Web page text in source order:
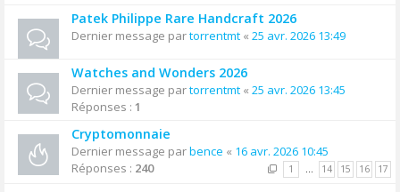
Patek Philippe Rare Handcraft 2026
Dernier message partorrentmt « 25 avr. 2026 13:49
Watches and Wonders 2026
Dernier message partorrentmt « 25 avr. 2026 13:45
Réponses : 1
Cryptomonnaie
Dernier message parbence « 16 avr. 2026 10:45
Réponses : 240 1 … 14 15 16 17